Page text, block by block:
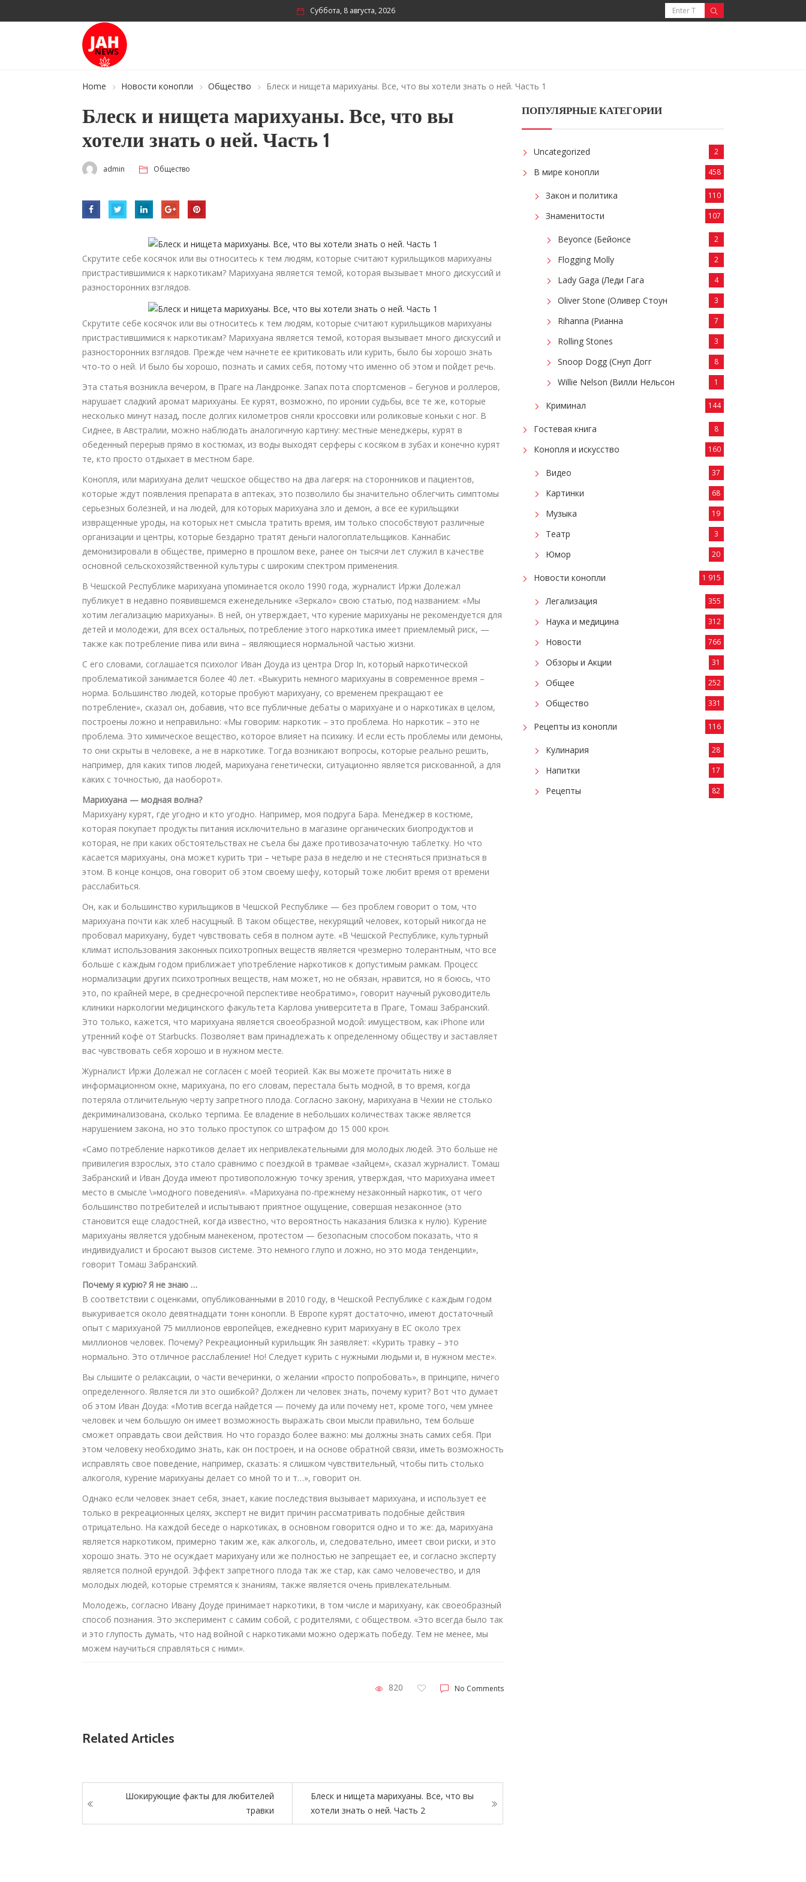
Суббота, 8 августа, 2026
Home Новости конопли Общество Блеск и нищета марихуаны. Все, что вы хотели знать о ней. Часть 1
Блеск и нищета марихуаны. Все, что вы
хотели знать о ней. Часть 1
admin Общество
Скрутите себе косячок или вы относитесь к тем людям, которые считают курильщиков марихуаны
пристрастившимися к наркотикам? Марихуана является темой, которая вызывает много дискуссий и
разносторонних взглядов.
Скрутите себе косячок или вы относитесь к тем людям, которые считают курильщиков марихуаны
пристрастившимися к наркотикам? Марихуана является темой, которая вызывает много дискуссий и
разносторонних взглядов. Прежде чем начнете ее критиковать или курить, было бы хорошо знать
что-то о ней. И было бы хорошо, познать и самих себя, потому что именно об этом и пойдет речь.
Эта статья возникла вечером, в Праге на Ландронке. Запах пота спортсменов – бегунов и роллеров,
нарушает сладкий аромат марихуаны. Ее курят, возможно, по иронии судьбы, все те же, которые
несколько минут назад, после долгих километров сняли кроссовки или роликовые коньки с ног. В
Сиднее, в Австралии, можно наблюдать аналогичную картину: местные менеджеры, курят в
обеденный перерыв прямо в костюмах, из воды выходят серферы с косяком в зубах и конечно курят
те, кто просто отдыхает в местном баре.
Конопля, или марихуана делит чешское общество на два лагеря: на сторонников и пациентов,
которые ждут появления препарата в аптеках, это позволило бы значительно облегчить симптомы
серьезных болезней, и на людей, для которых марихуана зло и демон, а все ее курильщики
извращенные уроды, на которых нет смысла тратить время, им только способствуют различные
организации и центры, которые бездарно тратят деньги налогоплательщиков. Каннабис
демонизировали в обществе, примерно в прошлом веке, ранее он тысячи лет служил в качестве
основной сельскохозяйственной культуры с широким спектром применения.
В Чешской Республике марихуана упоминается около 1990 года, журналист Иржи Долежал
публикует в недавно появившемся еженедельнике «Зеркало» свою статью, под названием: «Мы
хотим легализацию марихуаны». В ней, он утверждает, что курение марихуаны не рекомендуется для
детей и молодежи, для всех остальных, потребление этого наркотика имеет приемлемый риск, —
также как потребление пива или вина – являющиеся нормальной частью жизни.
С его словами, соглашается психолог Иван Доуда из центра Drop In, который наркотической
проблематикой занимается более 40 лет. «Выкурить немного марихуаны в современное время –
норма. Большинство людей, которые пробуют марихуану, со временем прекращают ее
потребление», сказал он, добавив, что все публичные дебаты о марихуане и о наркотиках в целом,
построены ложно и неправильно: «Мы говорим: наркотик – это проблема. Но наркотик – это не
проблема. Это химическое вещество, которое влияет на психику. И если есть проблемы или демоны,
то они скрыты в человеке, а не в наркотике. Тогда возникают вопросы, которые реально решить,
например, для каких типов людей, марихуана генетически, ситуационно является рискованной, а для
каких с точностью, да наоборот».
Марихуана — модная волна?
Марихуану курят, где угодно и кто угодно. Например, моя подруга Бара. Менеджер в костюме,
которая покупает продукты питания исключительно в магазине органических биопродуктов и
которая, не при каких обстоятельствах не съела бы даже противозачаточную таблетку. Но что
касается марихуаны, она может курить три – четыре раза в неделю и не стесняться признаться в
этом. В конце концов, она говорит об этом своему шефу, который тоже любит время от времени
расслабиться.
Он, как и большинство курильщиков в Чешской Республике — без проблем говорит о том, что
марихуана почти как хлеб насущный. В таком обществе, некурящий человек, который никогда не
пробовал марихуану, будет чувствовать себя в полном ауте. «В Чешской Республике, культурный
климат использования законных психотропных веществ является чрезмерно толерантным, что все
больше с каждым годом приближает употребление наркотиков к допустимым рамкам. Процесс
нормализации других психотропных веществ, нам может, но не обязан, нравится, но я боюсь, что
это, по крайней мере, в среднесрочной перспективе необратимо», говорит научный руководитель
клиники наркологии медицинского факультета Карлова университета в Праге, Томаш Забранский.
Это только, кажется, что марихуана является своеобразной модой: имуществом, как iPhone или
утренний кофе от Starbucks. Позволяет вам принадлежать к определенному обществу и заставляет
вас чувствовать себя хорошо и в нужном месте.
Журналист Иржи Долежал не согласен с моей теорией. Как вы можете прочитать ниже в
информационном окне, марихуана, по его словам, перестала быть модной, в то время, когда
потеряла отличительную черту запретного плода. Согласно закону, марихуана в Чехии не столько
декриминализована, сколько терпима. Ее владение в небольших количествах также является
нарушением закона, но это только проступок со штрафом до 15 000 крон.
«Само потребление наркотиков делает их непривлекательными для молодых людей. Это больше не
привилегия взрослых, это стало сравнимо с поездкой в трамвае «зайцем», сказал журналист. Томаш
Забранский и Иван Доуда имеют противоположную точку зрения, утверждая, что марихуана имеет
место в смысле \»модного поведения\». «Марихуана по-прежнему незаконный наркотик, от чего
большинство потребителей и испытывают приятное ощущение, совершая незаконное (это
становится еще сладостней, когда известно, что вероятность наказания близка к нулю). Курение
марихуаны является удобным манекеном, протестом — безопасным способом показать, что я
индивидуалист и бросают вызов системе. Это немного глупо и ложно, но это мода тенденции»,
говорит Томаш Забранский.
Почему я курю? Я не знаю …
В соответствии с оценками, опубликованными в 2010 году, в Чешской Республике с каждым годом
выкуривается около девятнадцати тонн конопли. В Европе курят достаточно, имеют достаточный
опыт с марихуаной 75 миллионов европейцев, ежедневно курит марихуану в ЕС около трех
миллионов человек. Почему? Рекреационный курильщик Ян заявляет: «Курить травку – это
нормально. Это отличное расслабление! Но! Следует курить с нужными людьми и, в нужном месте».
Вы слышите о релаксации, о части вечеринки, о желании «просто попробовать», в принципе, ничего
определенного. Является ли это ошибкой? Должен ли человек знать, почему курит? Вот что думает
об этом Иван Доуда: «Мотив всегда найдется — почему да или почему нет, кроме того, чем умнее
человек и чем большую он имеет возможность выражать свои мысли правильно, тем больше
сможет оправдать свои действия. Но что гораздо более важно: мы должны знать самих себя. При
этом человеку необходимо знать, как он построен, и на основе обратной связи, иметь возможность
исправлять свое поведение, например, сказать: я слишком чувствительный, чтобы пить столько
алкоголя, курение марихуаны делает со мной то и т…», говорит он.
Однако если человек знает себя, знает, какие последствия вызывает марихуана, и использует ее
только в рекреационных целях, эксперт не видит причин рассматривать подобные действия
отрицательно. На каждой беседе о наркотиках, в основном говорится одно и то же: да, марихуана
является наркотиком, примерно таким же, как алкоголь, и, следовательно, имеет свои риски, и это
хорошо знать. Это не осуждает марихуану или же полностью не запрещает ее, и согласно эксперту
является полной ерундой. Эффект запретного плода так же стар, как само человечество, и для
молодых людей, которые стремятся к знаниям, также является очень привлекательным.
Молодежь, согласно Ивану Доуде принимает наркотики, в том числе и марихуану, как своеобразный
способ познания. Это эксперимент с самим собой, с родителями, с обществом. «Это всегда было так
и это глупость думать, что над войной с наркотиками можно одержать победу. Тем не менее, мы
можем научиться справляться с ними».
820 No Comments
Related Articles
Шокирующие факты для любителей
травки
Блеск и нищета марихуаны. Все, что вы
хотели знать о ней. Часть 2
ПОПУЛЯРНЫЕ КАТЕГОРИИ
Uncategorized 2
В мире конопли 458
Закон и политика 110
Знаменитости 107
Beyonce (Бейонсе 2
Flogging Molly 2
Lady Gaga (Леди Гага 4
Oliver Stone (Оливер Стоун 3
Rihanna (Рианна 7
Rolling Stones 3
Snoop Dogg (Снуп Догг 8
Willie Nelson (Вилли Нельсон 1
Криминал 144
Гостевая книга 8
Конопля и искусство 160
Видео 37
Картинки 68
Музыка 19
Театр 3
Юмор 20
Новости конопли 1 915
Легализация 355
Наука и медицина 312
Новости 766
Обзоры и Акции 31
Общее 252
Общество 331
Рецепты из конопли 116
Кулинария 28
Напитки 17
Рецепты 82